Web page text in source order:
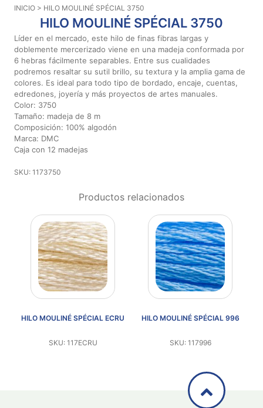
Aviso De
Privacidad
2026
Diseños
Para
Bordar
Distribuidores
INICIO > HILO MOULINÉ SPÉCIAL 3750
HILO MOULINÉ SPÉCIAL 3750
Líder en el mercado, este hilo de finas fibras largas y
doblemente mercerizado viene en una madeja conformada por
6 hebras fácilmente separables. Entre sus cualidades
podremos resaltar su sutil brillo, su textura y la amplia gama de
colores. Es ideal para todo tipo de bordado, encaje, cuentas,
edredones, joyería y más proyectos de artes manuales.
Color: 3750
Tamaño: madeja de 8 m
Composición: 100% algodón
Marca: DMC
Caja con 12 madejas
SKU: 1173750
Productos relacionados
HILO MOULINÉ SPÉCIAL ECRU
SKU: 117ECRU
HILO MOULINÉ SPÉCIAL 996
SKU: 117996